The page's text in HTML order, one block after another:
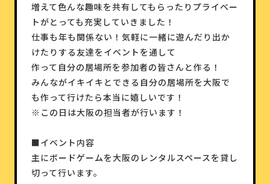
増えて色んな趣味を共有してもらったりプライベー
トがとっても充実していきました！
仕事も年も関係ない！気軽に一緒に遊んだり出か
けたりする友達をイベントを通して
作って自分の居場所を参加者の皆さんと作る！
みんながイキイキとできる自分の居場所を大阪で
も作って行けたら本当に嬉しいです！
※この日は大阪の担当者が行います！
■イベント内容
主にボードゲームを大阪のレンタルスペースを貸し
切って行います。